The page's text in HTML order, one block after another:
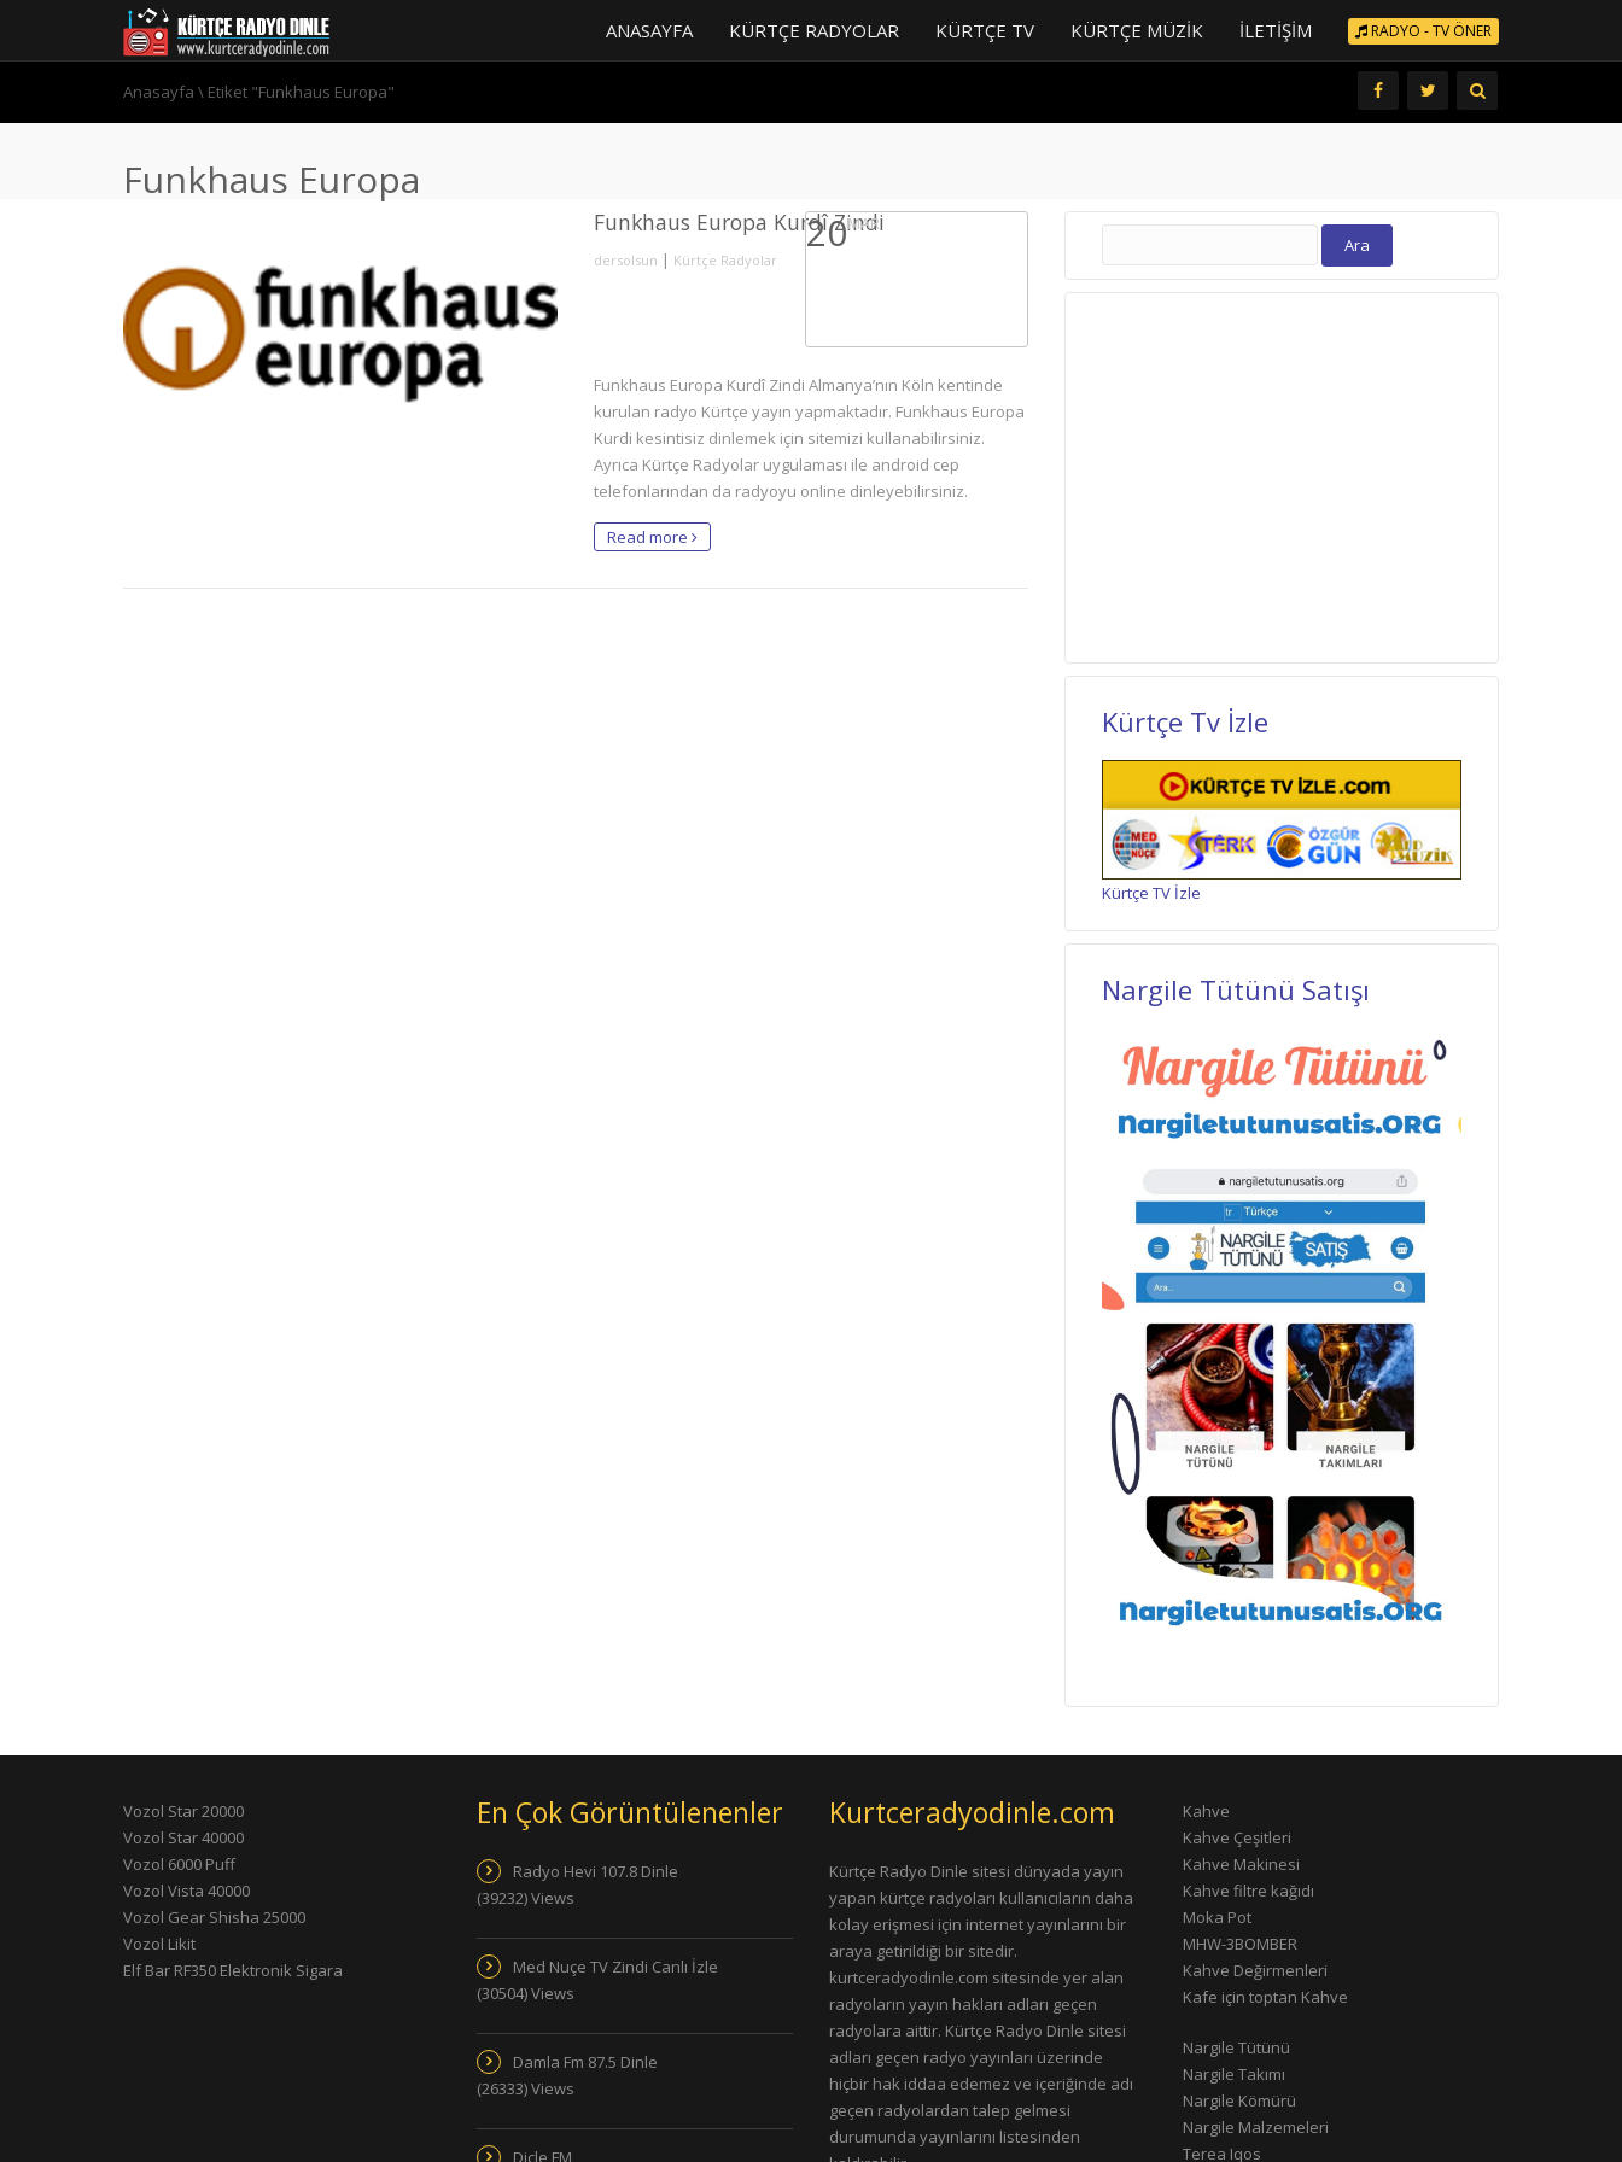
RADYO - TV ÖNER
ANASAYFA KÜRTÇE RADYOLAR KÜRTÇE TV KÜRTÇE MÜZIK İLETIŞIM
Anasayfa \ Etiket "Funkhaus Europa"
Funkhaus Europa
Funkhaus Europa Kurdî Zindi
dersolsun | Kürtçe Radyolar
20MAR
Funkhaus Europa Kurdî Zindi Almanya’nın Köln kentinde
kurulan radyo Kürtçe yayın yapmaktadır. Funkhaus Europa
Kurdi kesintisiz dinlemek için sitemizi kullanabilirsiniz.
Ayrıca Kürtçe Radyolar uygulaması ile android cep
telefonlarından da radyoyu online dinleyebilirsiniz.
Read more
Arama:
Kürtçe Tv İzle
Kürtçe TV İzle
Nargile Tütünü Satışı
Vozol Star 20000
Vozol Star 40000
Vozol 6000 Puff
Vozol Vista 40000
Vozol Gear Shisha 25000
Vozol Likit
Elf Bar RF350 Elektronik Sigara
En Çok Görüntülenenler
Radyo Hevi 107.8 Dinle
(39232) Views
Med Nuçe TV Zindi Canlı İzle
(30504) Views
Damla Fm 87.5 Dinle
(26333) Views
Kurtceradyodinle.com
Kürtçe Radyo Dinle sitesi dünyada yayın
yapan kürtçe radyoları kullanıcıların daha
kolay erişmesi için internet yayınlarını bir
araya getirildiği bir sitedir.
kurtceradyodinle.com sitesinde yer alan
radyoların yayın hakları adları geçen
radyolara aittir. Kürtçe Radyo Dinle sitesi
adları geçen radyo yayınları üzerinde
hiçbir hak iddaa edemez ve içeriğinde adı
geçen radyolardan talep gelmesi
durumunda yayınlarını listesinden
Kahve
Kahve Çeşitleri
Kahve Makinesi
Kahve filtre kağıdı
Moka Pot
MHW-3BOMBER
Kahve Değirmenleri
Kafe için toptan Kahve
Nargile Tütünü
Nargile Takımı
Nargile Kömürü
Nargile Malzemeleri
Terea Iqos